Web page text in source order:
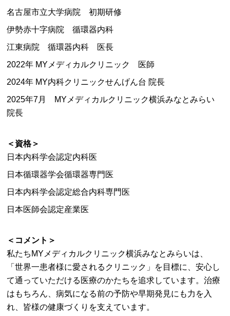
名古屋市立大学病院 初期研修
伊勢赤十字病院 循環器内科
江東病院 循環器内科 医長
2022年 MYメディカルクリニック 医師
2024年 MY内科クリニックせんげん台 院長
2025年7月 MYメディカルクリニック横浜みなとみらい
院長
＜資格＞
日本内科学会認定内科医
日本循環器学会循環器専門医
日本内科学会認定総合内科専門医
日本医師会認定産業医
＜コメント＞
私たちMYメディカルクリニック横浜みなとみらいは、
「世界一患者様に愛されるクリニック」を目標に、安心し
て通っていただける医療のかたちを追求しています。治療
はもちろん、病気になる前の予防や早期発見にも力を入
れ、皆様の健康づくりを支えています。